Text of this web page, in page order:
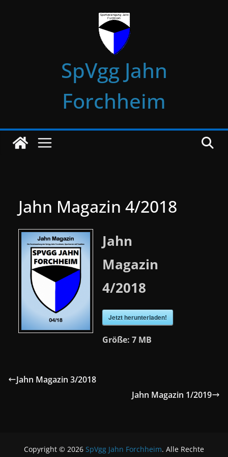
SpVgg Jahn
Forchheim
Jahn Magazin 4/2018
Jahn
Magazin
4/2018
Jetzt herunterladen!
Größe:7 MB
Jahn Magazin 3/2018
Jahn Magazin 1/2019
Copyright © 2026 SpVgg Jahn Forchheim. Alle Rechte